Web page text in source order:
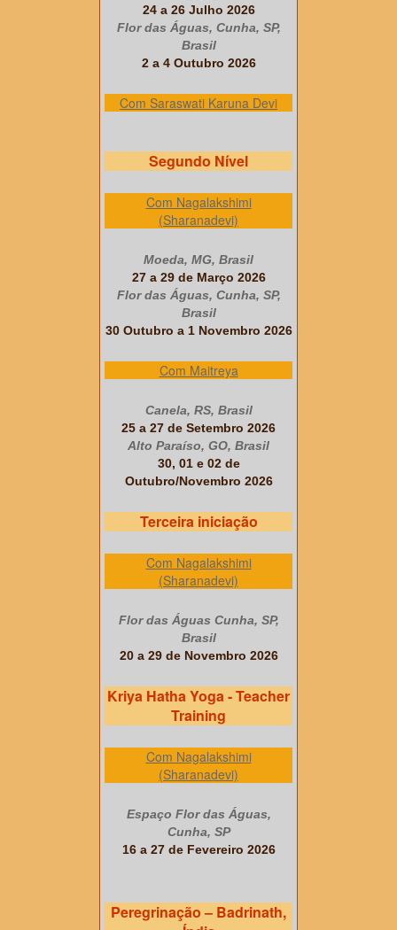
24 a 26 Julho 2026
Flor das Águas, Cunha, SP,
Brasil
2 a 4 Outubro 2026
Com Saraswati Karuna Devi
Segundo Nível
Com Nagalakshimi
(Sharanadevi)
Moeda, MG, Brasil
27 a 29 de Março 2026
Flor das Águas, Cunha, SP,
Brasil
30 Outubro a 1 Novembro 2026
Com Maitreya
Canela, RS, Brasil
25 a 27 de Setembro 2026
Alto Paraíso, GO, Brasil
30, 01 e 02 de
Outubro/Novembro 2026
Terceira iniciação
Com Nagalakshimi
(Sharanadevi)
Flor das Águas Cunha, SP,
Brasil
20 a 29 de Novembro 2026
Kriya Hatha Yoga - Teacher
Training
Com Nagalakshimi
(Sharanadevi)
Espaço Flor das Águas,
Cunha, SP
16 a 27 de Fevereiro 2026
Peregrinação – Badrinath,